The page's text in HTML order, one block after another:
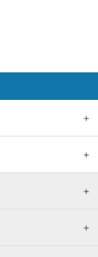
＋
＋
＋
＋